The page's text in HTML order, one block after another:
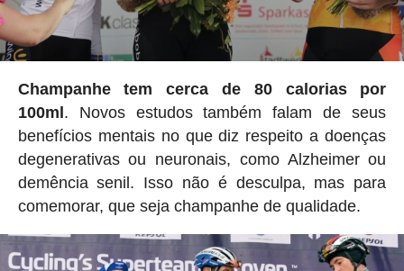
Champanhe tem cerca de 80 calorias por
100ml . Novos estudos também falam de seus
benefícios mentais no que diz respeito a doenças
degenerativas ou neuronais, como Alzheimer ou
demência senil. Isso não é desculpa, mas para
comemorar, que seja champanhe de qualidade.